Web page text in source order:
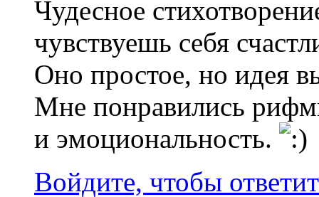
Чудесное
чувствуешь себя
Оно простое, но идея
Мне понравились
и эмоциональность.
Войдите, чтобы